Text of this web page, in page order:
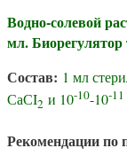
Водно-солевой
мл.
Состав: 1 мл
СаСI2 и 10-10-10-11
Рекомендации по